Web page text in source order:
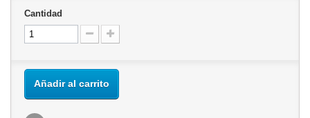
Cantidad
Añadir al carrito